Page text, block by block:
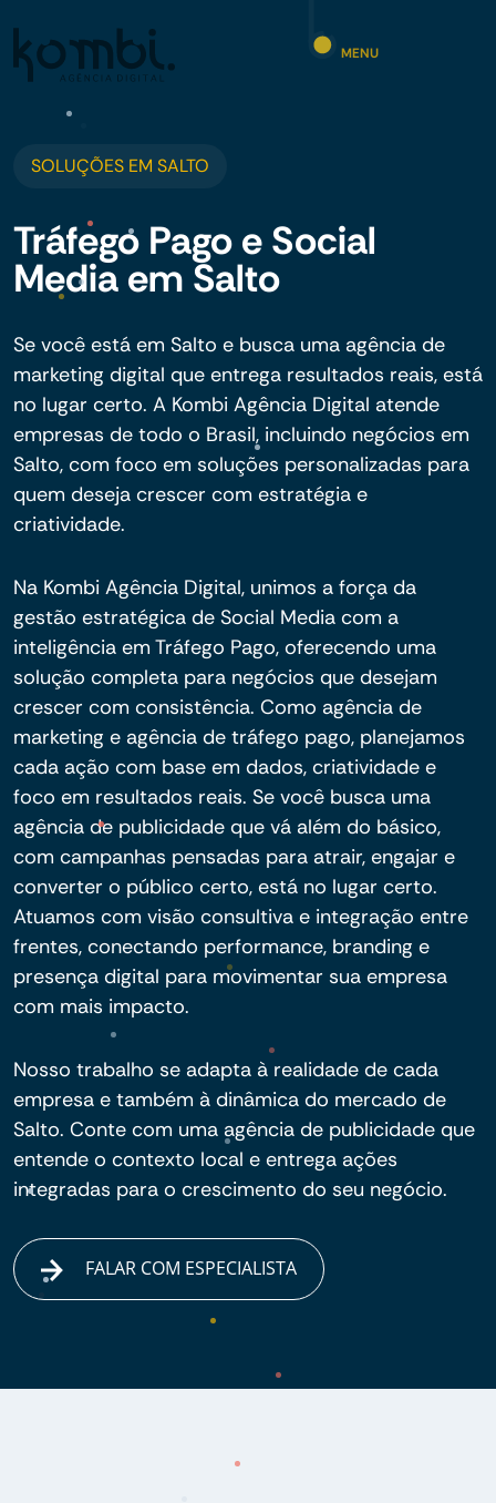
MENU
SOLUÇÕES EM SALTO
Tráfego Pago e Social
Media em Salto
Se você está em Salto e busca uma agência de
marketing digital que entrega resultados reais, está
no lugar certo. A Kombi Agência Digital atende
empresas de todo o Brasil, incluindo negócios em
Salto, com foco em soluções personalizadas para
quem deseja crescer com estratégia e
criatividade.
Na Kombi Agência Digital, unimos a força da
gestão estratégica de Social Media com a
inteligência em Tráfego Pago, oferecendo uma
solução completa para negócios que desejam
crescer com consistência. Como agência de
marketing e agência de tráfego pago, planejamos
cada ação com base em dados, criatividade e
foco em resultados reais. Se você busca uma
agência de publicidade que vá além do básico,
com campanhas pensadas para atrair, engajar e
converter o público certo, está no lugar certo.
Atuamos com visão consultiva e integração entre
frentes, conectando performance, branding e
presença digital para movimentar sua empresa
com mais impacto.
Nosso trabalho se adapta à realidade de cada
empresa e também à dinâmica do mercado de
Salto. Conte com uma agência de publicidade que
entende o contexto local e entrega ações
integradas para o crescimento do seu negócio.
FALAR COM ESPECIALISTA